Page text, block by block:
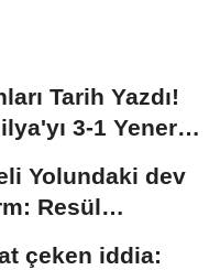
Tarih Yazdı!
3-1 Yenerek
Yolundaki dev
Resül
çeken iddia: